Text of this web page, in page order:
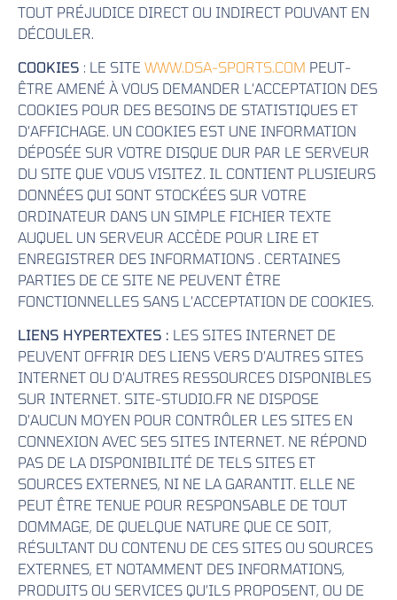
TOUT PRÉJUDICE DIRECT OU INDIRECT POUVANT EN
DÉCOULER.
COOKIES : LE SITE WWW.DSA-SPORTS.COM PEUT-
ÊTRE AMENÉ À VOUS DEMANDER L’ACCEPTATION DES
COOKIES POUR DES BESOINS DE STATISTIQUES ET
D’AFFICHAGE. UN COOKIES EST UNE INFORMATION
DÉPOSÉE SUR VOTRE DISQUE DUR PAR LE SERVEUR
DU SITE QUE VOUS VISITEZ. IL CONTIENT PLUSIEURS
DONNÉES QUI SONT STOCKÉES SUR VOTRE
ORDINATEUR DANS UN SIMPLE FICHIER TEXTE
AUQUEL UN SERVEUR ACCÈDE POUR LIRE ET
ENREGISTRER DES INFORMATIONS . CERTAINES
PARTIES DE CE SITE NE PEUVENT ÊTRE
FONCTIONNELLES SANS L’ACCEPTATION DE COOKIES.
LIENS HYPERTEXTES : LES SITES INTERNET DE
PEUVENT OFFRIR DES LIENS VERS D’AUTRES SITES
INTERNET OU D’AUTRES RESSOURCES DISPONIBLES
SUR INTERNET. SITE-STUDIO.FR NE DISPOSE
D’AUCUN MOYEN POUR CONTRÔLER LES SITES EN
CONNEXION AVEC SES SITES INTERNET. NE RÉPOND
PAS DE LA DISPONIBILITÉ DE TELS SITES ET
SOURCES EXTERNES, NI NE LA GARANTIT. ELLE NE
PEUT ÊTRE TENUE POUR RESPONSABLE DE TOUT
DOMMAGE, DE QUELQUE NATURE QUE CE SOIT,
RÉSULTANT DU CONTENU DE CES SITES OU SOURCES
EXTERNES, ET NOTAMMENT DES INFORMATIONS,
PRODUITS OU SERVICES QU’ILS PROPOSENT, OU DE